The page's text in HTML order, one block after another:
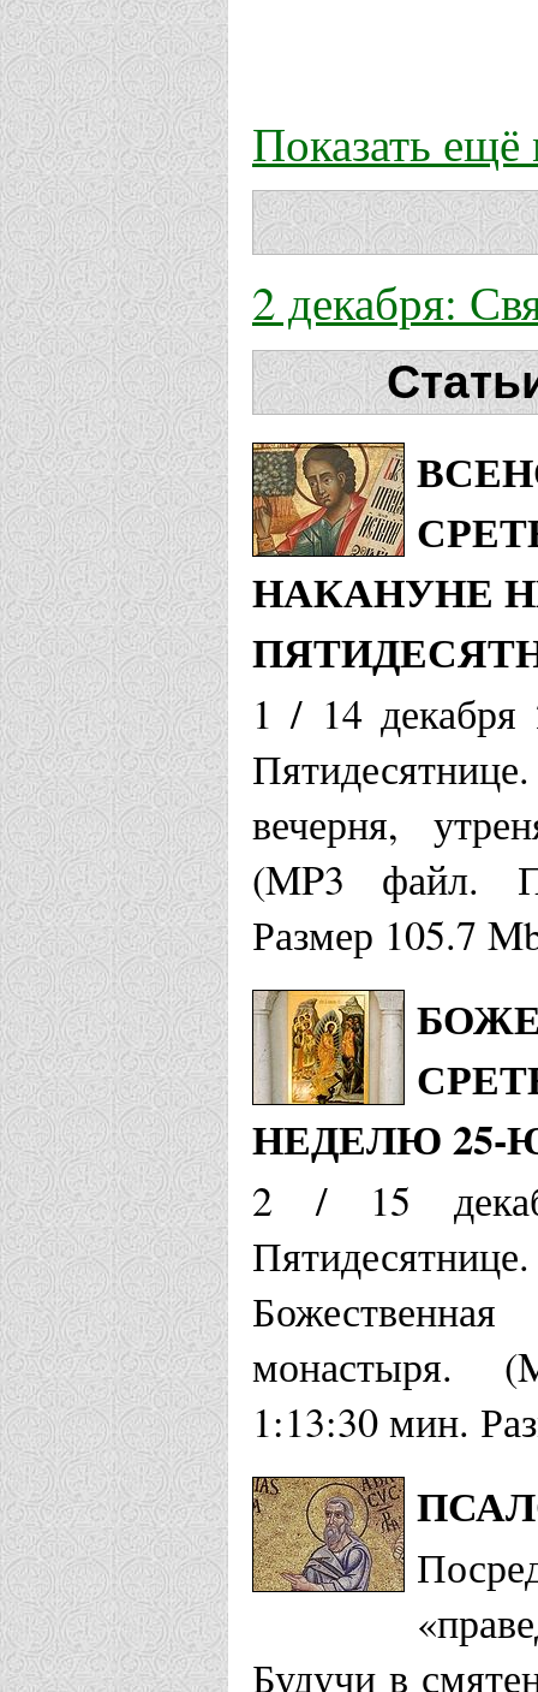
Показать
2 декабря:
НАКАНУНЕ
1 / 14
вечерня,
(MP3 файл.
Размер 105.7
НЕДЕЛЮ 25-
2 / 15
монастыря.
1:13:30 мин.
Будучи в